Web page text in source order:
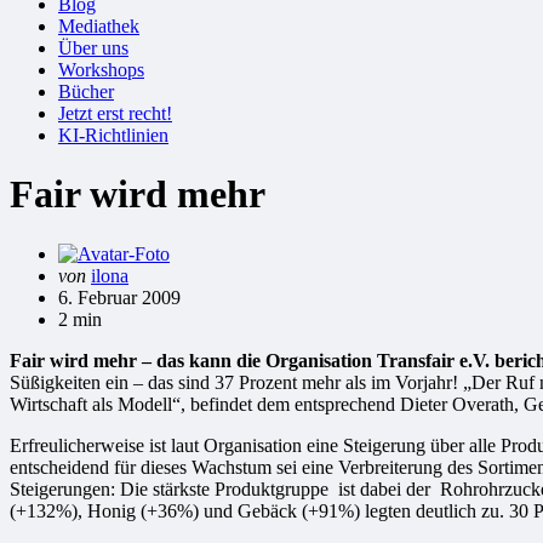
Blog
Mediathek
Über uns
Workshops
Bücher
Jetzt erst recht!
KI-Richtlinien
Fair wird mehr
Gepostet
von
von ilona
6. Februar 2009
2 min
Fair wird mehr – das kann die Organisation Transfair e.V.
Süßigkeiten ein – das sind 37 Prozent mehr als im Vorjahr! „Der
Wirtschaft als Modell“, befindet dem entsprechend Dieter Overath,
Erfreulicherweise ist laut Organisation eine Steigerung über alle
entscheidend für dieses Wachstum sei eine Verbreiterung des
Steigerungen: Die stärkste Produktgruppe ist dabei der
(+132%), Honig (+36%) und Gebäck (+91%) legten deutlich zu. 30